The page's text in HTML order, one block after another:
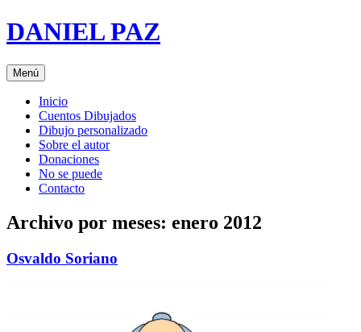
Saltar
al
DANIEL PAZ
Menú
Inicio
Cuentos Dibujados
Dibujo personalizado
Sobre el autor
Donaciones
No se puede
Contacto
Archivo por meses: enero 2012
Osvaldo Soriano